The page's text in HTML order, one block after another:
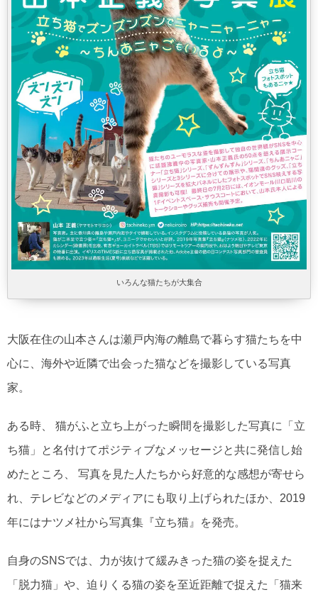
いろんな猫たちが大集合
大阪在住の山本さんは瀬戸内海の離島で暮らす猫たちを中
心に、海外や近隣で出会った猫などを撮影している写真
家。
ある時、 猫がふと立ち上がった瞬間を撮影した写真に「立
ち猫」と名付けてポジティブなメッセージと共に発信し始
めたところ、 写真を見た人たちから好意的な感想が寄せら
れ、テレビなどのメディアにも取り上げられたほか、2019
年にはナツメ社から写真集『立ち猫』を発売。
自身のSNSでは、力が抜けて緩みきった猫の姿を捉えた
「脱力猫」や、迫りくる猫の姿を至近距離で捉えた「猫来